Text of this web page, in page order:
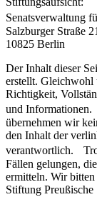
Senatsverwaltung
Salzburger Straße
10825 Berlin
Der Inhalt dieser
erstellt. Gleichwohl
Richtigkeit,
und
übernehmen wir
den Inhalt der
verantwortlich.
Fällen gelungen,
ermitteln. Wir
Stiftung